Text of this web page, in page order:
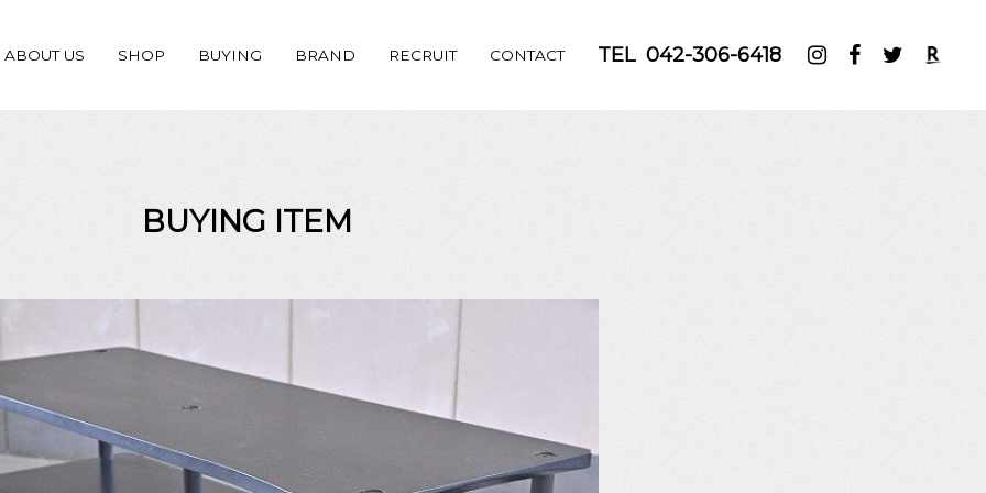
ABOUT US SHOP BUYING BRAND RECRUIT CONTACT TEL 042-306-6418
BUYING ITEM